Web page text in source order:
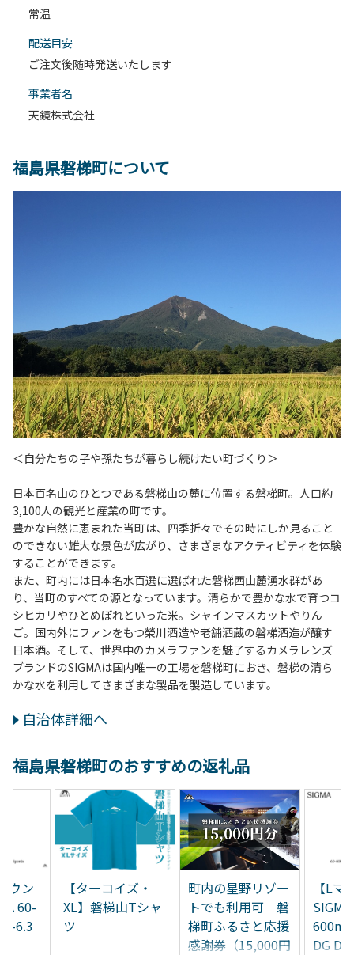
常温
配送目安
ご注文後随時発送いたします
事業者名
天鏡株式会社
福島県磐梯町について
＜自分たちの子や孫たちが暮らし続けたい町づくり＞
日本百名山のひとつである磐梯山の麓に位置する磐梯町。人口約
3,100人の観光と産業の町です。
豊かな自然に恵まれた当町は、四季折々でその時にしか見ること
のできない雄大な景色が広がり、さまざまなアクティビティを体験
することができます。
また、町内には日本名水百選に選ばれた磐梯西山麓湧水群があ
り、当町のすべての源となっています。清らかで豊かな水で育つコ
シヒカリやひとめぼれといった米。シャインマスカットやりん
ご。国内外にファンをもつ榮川酒造や老舗酒蔵の磐梯酒造が醸す
日本酒。そして、世界中のカメラファンを魅了するカメラレンズ
ブランドのSIGMAは国内唯一の工場を磐梯町におき、磐梯の清ら
かな水を利用してさまざまな製品を製造しています。
自治体詳細へ
福島県磐梯町のおすすめの返礼品
・
シャ
町内の星野リゾー
トでも利用可 磐
梯町ふるさと応援
【Lマウント用】
SIGMA 60-
600mm F4.5-6.3
DG DN OS |
シグ
式 オ
ョッ
レン